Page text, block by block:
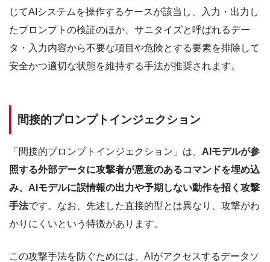
じてAIシステムを操作するケースが該当し、入力・出力し
たプロンプトの検証のほか、サニタイズと呼ばれるデー
タ・入力内容から不要な項目や危険とする要素を排除して
安全かつ適切な状態を維持する手法が推奨されます。
間接的プロンプトインジェクション
「間接的プロンプトインジェクション」は、 AIモデルが参
照する外部データに攻撃者が悪意のあるコマンドを埋め込
み、AIモデルに誤情報の出力や予期しない動作を招く攻撃
手法です。なお、先述した直接的型とは異なり、攻撃がわ
かりにくいという特徴があります。
この攻撃手法を防ぐためには、AIがアクセスするデータソ